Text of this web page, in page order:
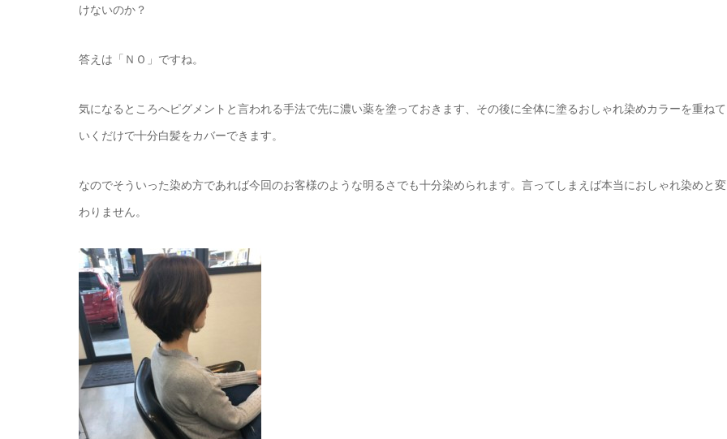
けないのか？
答えは「ＮＯ」ですね。
気になるところへピグメントと言われる手法で先に濃い薬を塗っておきます、その後に全体に塗るおしゃれ染めカラーを重ねて
いくだけで十分白髪をカバーできます。
なのでそういった染め方であれば今回のお客様のような明るさでも十分染められます。言ってしまえば本当におしゃれ染めと変
わりません。